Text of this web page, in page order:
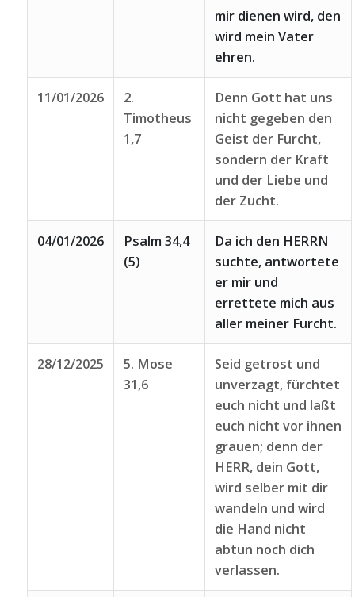
mir dienen wird, den
wird mein Vater
ehren.
11/01/2026
2.
Timotheus
1,7
Denn Gott hat uns
nicht gegeben den
Geist der Furcht,
sondern der Kraft
und der Liebe und
der Zucht.
04/01/2026
Psalm 34,4
(5)
Da ich den HERRN
suchte, antwortete
er mir und
errettete mich aus
aller meiner Furcht.
28/12/2025
5. Mose
31,6
Seid getrost und
unverzagt, fürchtet
euch nicht und laßt
euch nicht vor ihnen
grauen; denn der
HERR, dein Gott,
wird selber mit dir
wandeln und wird
die Hand nicht
abtun noch dich
verlassen.